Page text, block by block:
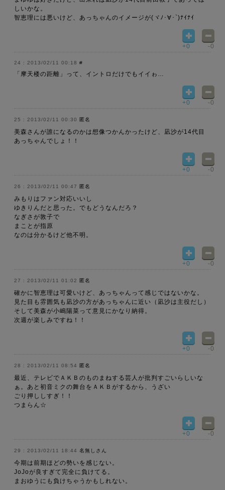
しいかな。
智恵理には悪いけど、あっちゃんのイメージが(ヾﾉ･∀･`)ﾅｲﾅｲ
+0 -0
2013/02/11 00:18 #
「摩天楼の距離」って、イントロだけでもイイゎ…
+0 -0
2013/02/11 00:30 匿名
美森さんが誰になるのかは想像つかんかったけど、凪沙が14代目
あっちゃんでしょ！！
+0 -0
2013/02/11 00:47 匿名
みもりはファン対応いいし
ゆきりんだと思った。でもどうなんだろ？
なぎさが敦子で
まことが指原
なのは分かるけど他不明。
+0 -0
2013/02/11 01:02 匿名
確かに智恵理は可愛いけど、あっちゃんって感じではないかな。
見た目も雰囲気も凪沙の方があっちゃんに近い（凪沙は主役だし）
そして美森が小嶋陽菜って意見にかなり納得。
次週が楽しみですね！！
+0 -0
2013/02/11 08:54 匿名
最近、テレビでＡＫＢのものまねする芸人が批判すごいらしいな
ぁ。あと初音ミクの舞台をＡＫＢがするから、うざい
ごり押ししすぎ！！
つまらん☆
+0 -0
2013/02/11 18:44 名無しさん
今期は前期ほどの勢いを感じない。
JoJoが良すぎて完全に負けてる。
まおゆうにも負けちゃうかもしれない。